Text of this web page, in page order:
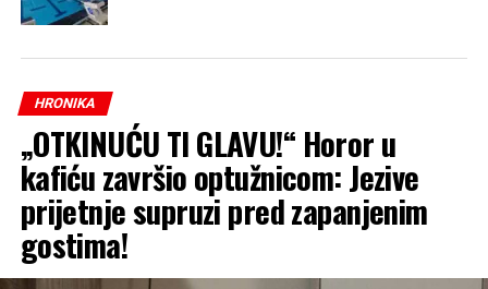
HRONIKA
„OTKINUĆU TI GLAVU!“ Horor u
kafiću završio optužnicom: Jezive
prijetnje supruzi pred zapanjenim
gostima!